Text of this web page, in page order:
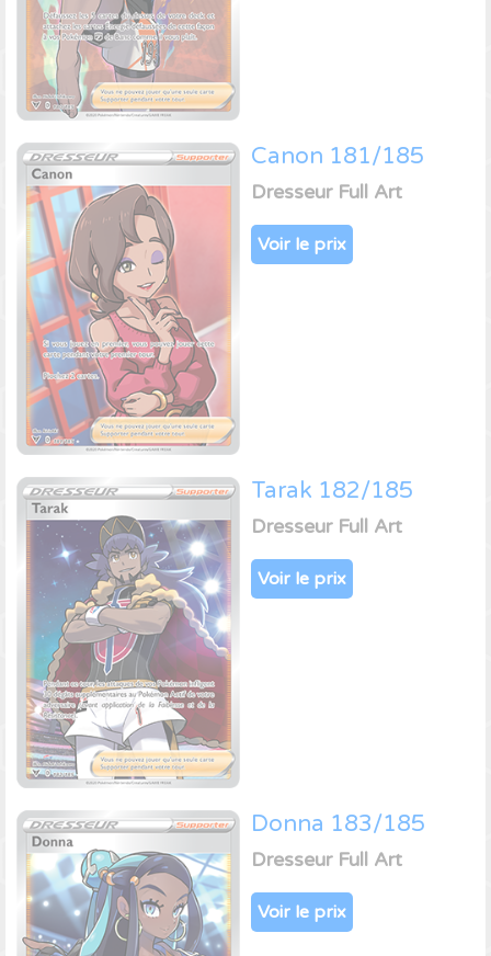
Canon 181/185
Dresseur Full Art
Voir le prix
Tarak 182/185
Dresseur Full Art
Voir le prix
Donna 183/185
Dresseur Full Art
Voir le prix